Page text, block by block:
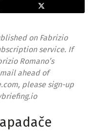
on Fabrizio
service. If
Romano’s
ahead of
please sign-up